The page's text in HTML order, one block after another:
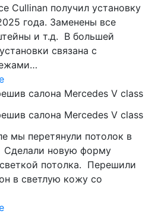
Cullinan получил установку
года. Заменены все
и т.д. В большей
связана с
салона Mercedes V class
салона Mercedes V class
мы перетянули потолок в
Сделали новую форму
потолка. Перешили
в светлую кожу со